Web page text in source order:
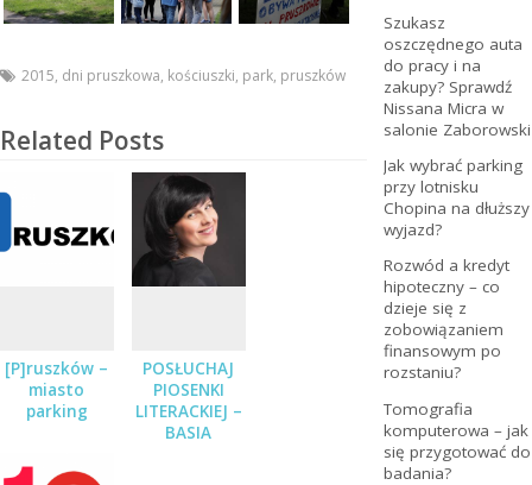
2015, dni pruszkowa, kościuszki, park, pruszków
Related Posts
[P]ruszków –
miasto
parking
POSŁUCHAJ
PIOSENKI
LITERACKIEJ –
BASIA
Szukasz
oszczędnego auta
do pracy i na
zakupy? Sprawdź
Nissana Micra w
salonie Zaborowski
Jak wybrać parking
przy lotnisku
Chopina na dłuższy
wyjazd?
Rozwód a kredyt
hipoteczny – co
dzieje się z
zobowiązaniem
finansowym po
rozstaniu?
Tomografia
komputerowa – jak
się przygotować do
badania?